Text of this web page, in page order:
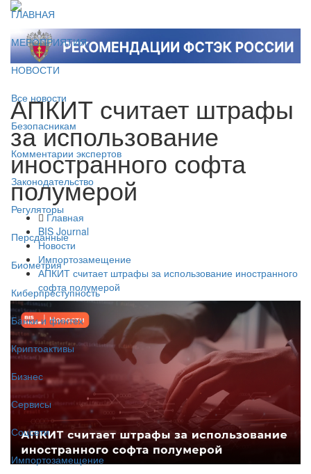
ГЛАВНАЯ
МЕРОПРИЯТИЯ
НОВОСТИ
Все новости
Безопасникам
Комментарии экспертов
Законодательство
Регуляторы
Персданные
Биометрия
Киберпреступность
Банки и финтех
Криптоактивы
Бизнес
Сервисы
Соцсети
Импортозамещение
АПКИТ считает штрафы
за использование
иностранного софта
полумерой
Главная
BIS Journal
Новости
Импортозамещение
АПКИТ считает штрафы за использование иностранного
софта полумерой